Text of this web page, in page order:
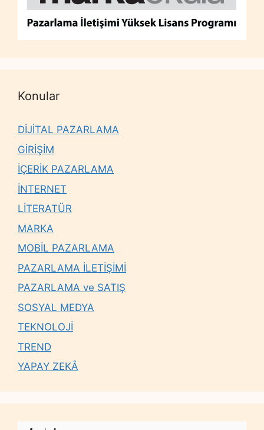
Konular
DİJİTAL PAZARLAMA
GİRİŞİM
İÇERİK PAZARLAMA
İNTERNET
LİTERATÜR
MARKA
MOBİL PAZARLAMA
PAZARLAMA İLETİŞİMİ
PAZARLAMA ve SATIŞ
SOSYAL MEDYA
TEKNOLOJİ
TREND
YAPAY ZEKÂ